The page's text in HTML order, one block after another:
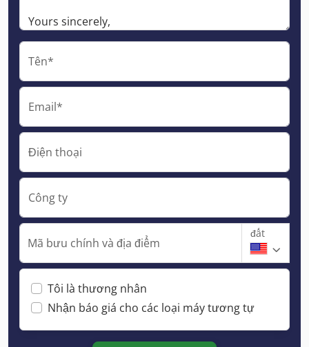
Tên*
Email*
Điện thoại
Công ty
Mã bưu chính và địa điểm
đất
Tôi là thương nhân
Nhận báo giá cho các loại máy tương tự